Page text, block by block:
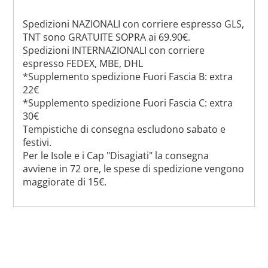
Spedizioni NAZIONALI con corriere espresso GLS,
TNT sono GRATUITE SOPRA ai 69.90€.
Spedizioni INTERNAZIONALI con corriere
espresso FEDEX, MBE, DHL
*Supplemento spedizione Fuori Fascia B: extra
22€
*Supplemento spedizione Fuori Fascia C: extra
30€
Tempistiche di consegna escludono sabato e
festivi.
Per le Isole e i Cap "Disagiati" la consegna
avviene in 72 ore, le spese di spedizione vengono
maggiorate di 15€.